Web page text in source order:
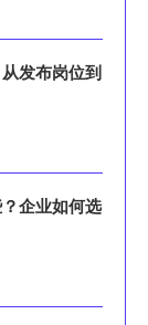
发布岗位到
企业如何选